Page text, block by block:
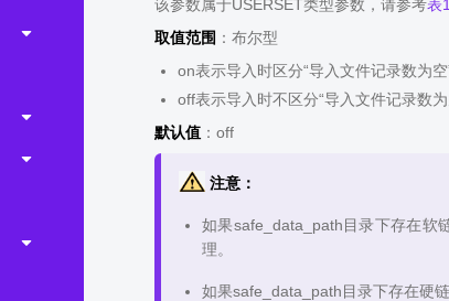
该参数属于USERSET类型参数，请参考表1
取值范围 ：布尔型
on表示导入时区分“导入文件记录数为空
off表示导入时不区分“导入文件记录数为
默认值 ：off
注意：
如果safe_data_path目录下存在软
理。
如果safe_data_path目录下存在硬